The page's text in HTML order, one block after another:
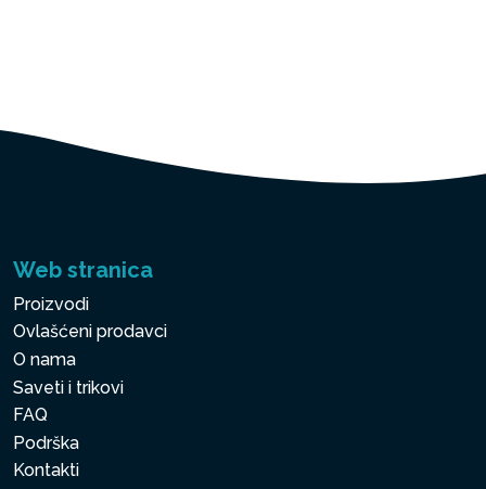
Web stranica
Proizvodi
Ovlašćeni prodavci
O nama
Saveti i trikovi
FAQ
Podrška
Kontakti